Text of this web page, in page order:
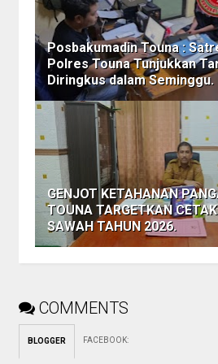
Posbakumadin Touna :
Polres Touna Tunjukkan
Diringkus dalam Seminggu.
GENJOT KETAHANAN
TOUNA TARGETKAN
SAWAH TAHUN 2026.
COMMENTS
BLOGGER FACEBOOK: